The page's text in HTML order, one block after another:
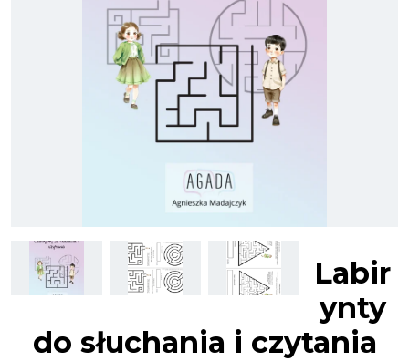
Labir
ynty
do słuchania i czytania